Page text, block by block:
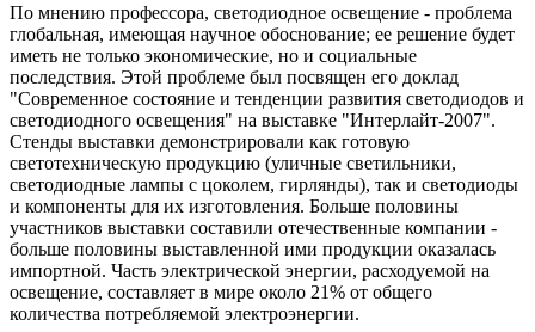
По мнению профессора, светодиодное освещение - проблема
глобальная, имеющая научное обоснование; ее решение будет
иметь не только экономические, но и социальные
последствия. Этой проблеме был посвящен его доклад
"Современное состояние и тенденции развития светодиодов и
светодиодного освещения" на выставке "Интерлайт-2007".
Стенды выставки демонстрировали как готовую
светотехническую продукцию (уличные светильники,
светодиодные лампы с цоколем, гирлянды), так и светодиоды
и компоненты для их изготовления. Больше половины
участников выставки составили отечественные компании -
больше половины выставленной ими продукции оказалась
импортной. Часть электрической энергии, расходуемой на
освещение, составляет в мире около 21% от общего
количества потребляемой электроэнергии.